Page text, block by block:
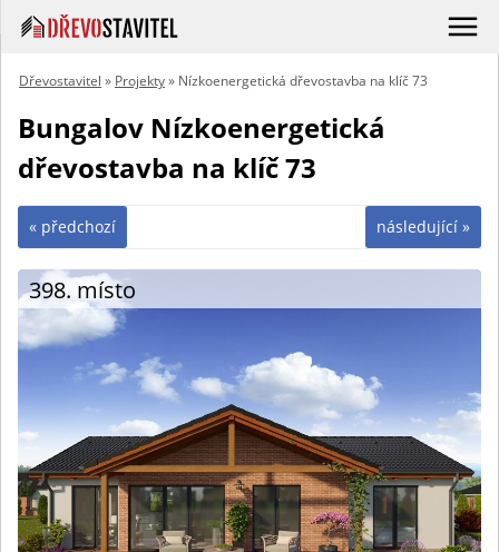
Dřevostavitel » Projekty» Nízkoenergetická dřevostavba na klíč 73
Bungalov Nízkoenergetická
dřevostavba na klíč 73
následující »
« předchozí
398. místo